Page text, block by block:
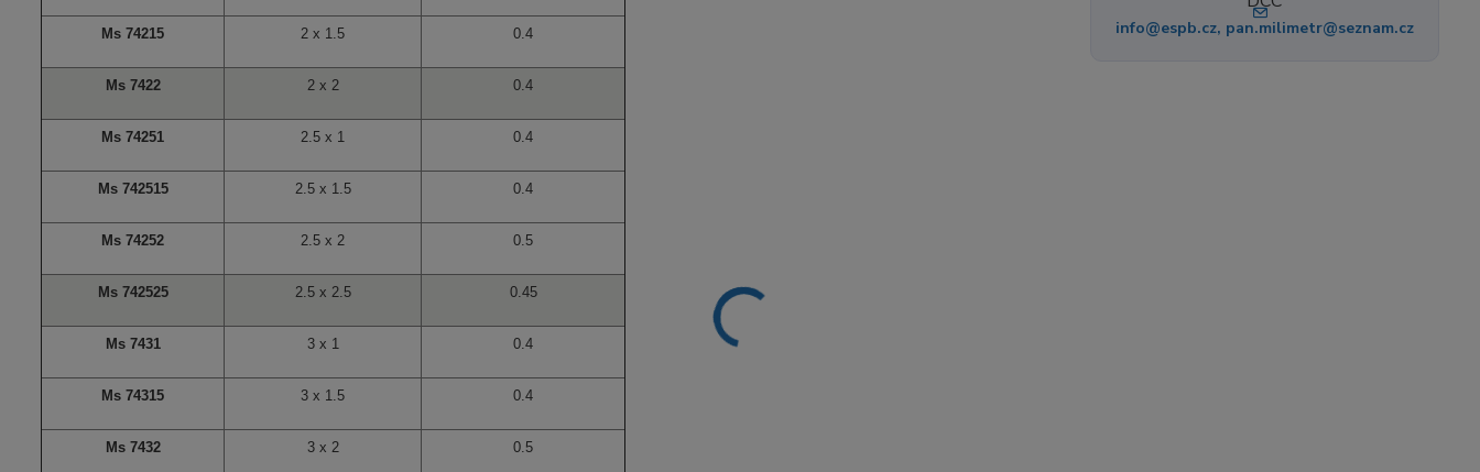
Ms 74215 2 x 1.5 0.4
Ms 7422 2 x 2 0.4
Ms 74251 2.5 x 1 0.4
Ms 742515 2.5 x 1.5 0.4
Ms 74252 2.5 x 2 0.5
Ms 742525 2.5 x 2.5 0.45
Ms 7431 3 x 1 0.4
Ms 74315 3 x 1.5 0.4
Ms 7432 3 x 2 0.5
info@espb.cz, pan.milimetr@seznam.cz